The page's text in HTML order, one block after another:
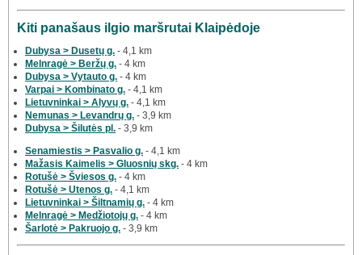
Kiti panašaus ilgio maršrutai Klaipėdoje
Dubysa > Dusetų g. - 4,1 km
Melnragė > Beržų g. - 4 km
Dubysa > Vytauto g. - 4 km
Varpai > Kombinato g. - 4,1 km
Lietuvninkai > Alyvų g. - 4,1 km
Nemunas > Levandrų g. - 3,9 km
Dubysa > Šilutės pl. - 3,9 km
Senamiestis > Pasvalio g. - 4,1 km
Mažasis Kaimelis > Gluosnių skg. - 4 km
Rotušė > Šviesos g. - 4 km
Rotušė > Utenos g. - 4,1 km
Lietuvninkai > Šiltnamių g. - 4 km
Melnragė > Medžiotojų g. - 4 km
Šarlotė > Pakruojo g. - 3,9 km